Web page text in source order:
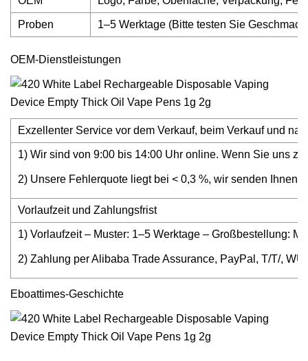
Proben 1–5 Werktage (Bitte testen Sie
OEM-Dienstleistungen
Exzellenter Service vor dem Verkauf, beim Verkauf und
1) Wir sind von 9:00 bis 14:00 Uhr online. Wenn Sie uns
2) Unsere Fehlerquote liegt bei < 0,3 %, wir senden Ihnen
Vorlaufzeit und Zahlungsfrist
1) Vorlaufzeit – Muster: 1–5 Werktage – Großbestellung:
2) Zahlung per Alibaba Trade Assurance, PayPal, T/T/,
Eboattimes-Geschichte